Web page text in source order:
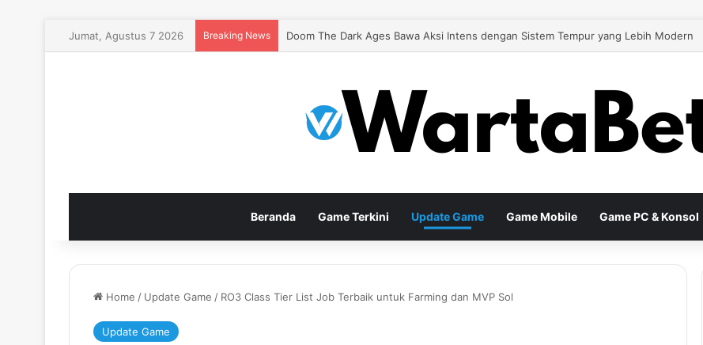
Jumat, Agustus 7 2026 Breaking News Doom The Dark Ages Bawa Aksi Intens dengan Sistem Tempur yang Lebih Modern
Beranda Game Terkini Update Game Game Mobile Game PC & Konsol
Home / Update Game / RO3 Class Tier List Job Terbaik untuk Farming dan MVP Sol
Update Game